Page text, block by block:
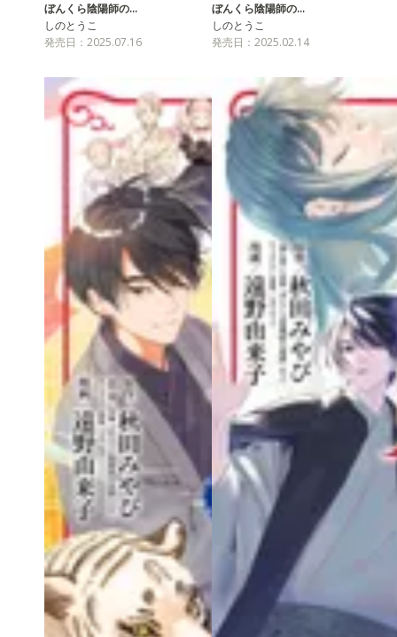
ぼんくら陰陽師の…
しのとうこ
発売日：2025.07.16
ぼんくら陰陽師の…
しのとうこ
発売日：2025.02.14